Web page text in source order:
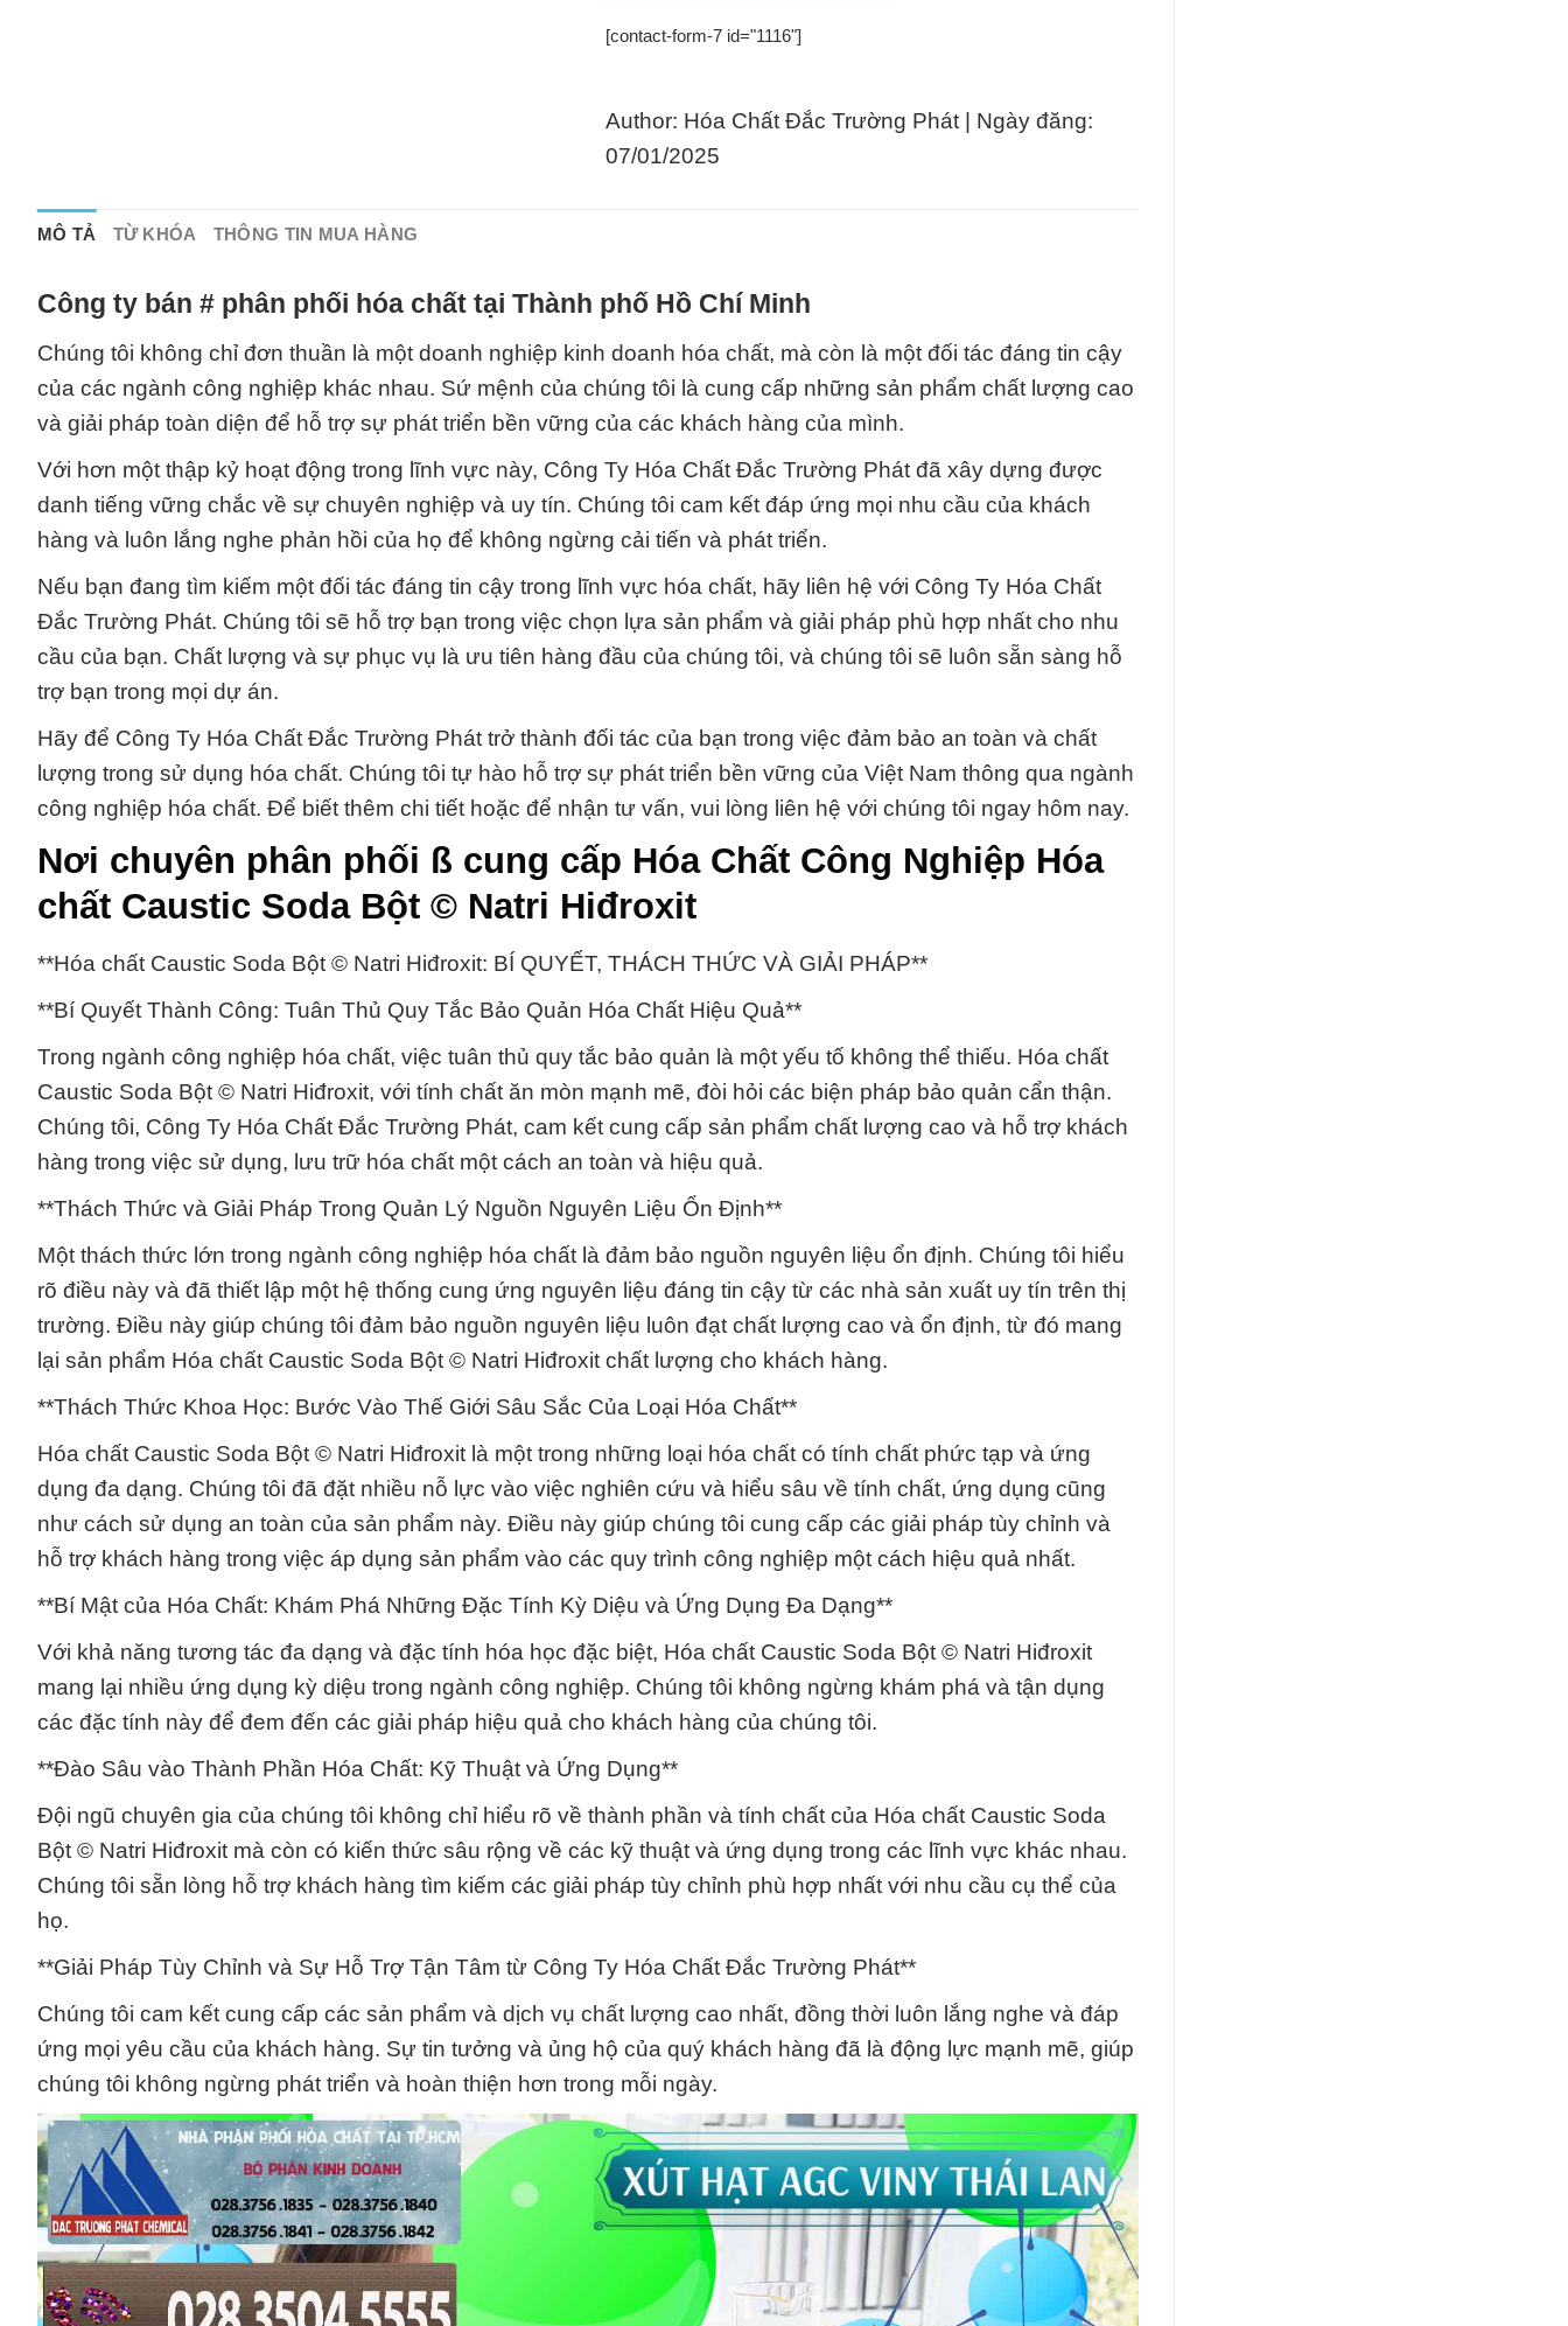
[contact-form-7 id="1116"]
Author: Hóa Chất Đắc Trường Phát | Ngày đăng:
07/01/2025
MÔ TẢ TỪ KHÓA THÔNG TIN MUA HÀNG
Công ty bán # phân phối hóa chất tại Thành phố Hồ Chí Minh
Chúng tôi không chỉ đơn thuần là một doanh nghiệp kinh doanh hóa chất, mà còn là một đối tác đáng tin cậy
của các ngành công nghiệp khác nhau. Sứ mệnh của chúng tôi là cung cấp những sản phẩm chất lượng cao
và giải pháp toàn diện để hỗ trợ sự phát triển bền vững của các khách hàng của mình.
Với hơn một thập kỷ hoạt động trong lĩnh vực này, Công Ty Hóa Chất Đắc Trường Phát đã xây dựng được
danh tiếng vững chắc về sự chuyên nghiệp và uy tín. Chúng tôi cam kết đáp ứng mọi nhu cầu của khách
hàng và luôn lắng nghe phản hồi của họ để không ngừng cải tiến và phát triển.
Nếu bạn đang tìm kiếm một đối tác đáng tin cậy trong lĩnh vực hóa chất, hãy liên hệ với Công Ty Hóa Chất
Đắc Trường Phát. Chúng tôi sẽ hỗ trợ bạn trong việc chọn lựa sản phẩm và giải pháp phù hợp nhất cho nhu
cầu của bạn. Chất lượng và sự phục vụ là ưu tiên hàng đầu của chúng tôi, và chúng tôi sẽ luôn sẵn sàng hỗ
trợ bạn trong mọi dự án.
Hãy để Công Ty Hóa Chất Đắc Trường Phát trở thành đối tác của bạn trong việc đảm bảo an toàn và chất
lượng trong sử dụng hóa chất. Chúng tôi tự hào hỗ trợ sự phát triển bền vững của Việt Nam thông qua ngành
công nghiệp hóa chất. Để biết thêm chi tiết hoặc để nhận tư vấn, vui lòng liên hệ với chúng tôi ngay hôm nay.
Nơi chuyên phân phối ß cung cấp Hóa Chất Công Nghiệp Hóa
chất Caustic Soda Bột © Natri Hiđroxit
**Hóa chất Caustic Soda Bột © Natri Hiđroxit: BÍ QUYẾT, THÁCH THỨC VÀ GIẢI PHÁP**
**Bí Quyết Thành Công: Tuân Thủ Quy Tắc Bảo Quản Hóa Chất Hiệu Quả**
Trong ngành công nghiệp hóa chất, việc tuân thủ quy tắc bảo quản là một yếu tố không thể thiếu. Hóa chất
Caustic Soda Bột © Natri Hiđroxit, với tính chất ăn mòn mạnh mẽ, đòi hỏi các biện pháp bảo quản cẩn thận.
Chúng tôi, Công Ty Hóa Chất Đắc Trường Phát, cam kết cung cấp sản phẩm chất lượng cao và hỗ trợ khách
hàng trong việc sử dụng, lưu trữ hóa chất một cách an toàn và hiệu quả.
**Thách Thức và Giải Pháp Trong Quản Lý Nguồn Nguyên Liệu Ổn Định**
Một thách thức lớn trong ngành công nghiệp hóa chất là đảm bảo nguồn nguyên liệu ổn định. Chúng tôi hiểu
rõ điều này và đã thiết lập một hệ thống cung ứng nguyên liệu đáng tin cậy từ các nhà sản xuất uy tín trên thị
trường. Điều này giúp chúng tôi đảm bảo nguồn nguyên liệu luôn đạt chất lượng cao và ổn định, từ đó mang
lại sản phẩm Hóa chất Caustic Soda Bột © Natri Hiđroxit chất lượng cho khách hàng.
**Thách Thức Khoa Học: Bước Vào Thế Giới Sâu Sắc Của Loại Hóa Chất**
Hóa chất Caustic Soda Bột © Natri Hiđroxit là một trong những loại hóa chất có tính chất phức tạp và ứng
dụng đa dạng. Chúng tôi đã đặt nhiều nỗ lực vào việc nghiên cứu và hiểu sâu về tính chất, ứng dụng cũng
như cách sử dụng an toàn của sản phẩm này. Điều này giúp chúng tôi cung cấp các giải pháp tùy chỉnh và
hỗ trợ khách hàng trong việc áp dụng sản phẩm vào các quy trình công nghiệp một cách hiệu quả nhất.
**Bí Mật của Hóa Chất: Khám Phá Những Đặc Tính Kỳ Diệu và Ứng Dụng Đa Dạng**
Với khả năng tương tác đa dạng và đặc tính hóa học đặc biệt, Hóa chất Caustic Soda Bột © Natri Hiđroxit
mang lại nhiều ứng dụng kỳ diệu trong ngành công nghiệp. Chúng tôi không ngừng khám phá và tận dụng
các đặc tính này để đem đến các giải pháp hiệu quả cho khách hàng của chúng tôi.
**Đào Sâu vào Thành Phần Hóa Chất: Kỹ Thuật và Ứng Dụng**
Đội ngũ chuyên gia của chúng tôi không chỉ hiểu rõ về thành phần và tính chất của Hóa chất Caustic Soda
Bột © Natri Hiđroxit mà còn có kiến thức sâu rộng về các kỹ thuật và ứng dụng trong các lĩnh vực khác nhau.
Chúng tôi sẵn lòng hỗ trợ khách hàng tìm kiếm các giải pháp tùy chỉnh phù hợp nhất với nhu cầu cụ thể của
họ.
**Giải Pháp Tùy Chỉnh và Sự Hỗ Trợ Tận Tâm từ Công Ty Hóa Chất Đắc Trường Phát**
Chúng tôi cam kết cung cấp các sản phẩm và dịch vụ chất lượng cao nhất, đồng thời luôn lắng nghe và đáp
ứng mọi yêu cầu của khách hàng. Sự tin tưởng và ủng hộ của quý khách hàng đã là động lực mạnh mẽ, giúp
chúng tôi không ngừng phát triển và hoàn thiện hơn trong mỗi ngày.